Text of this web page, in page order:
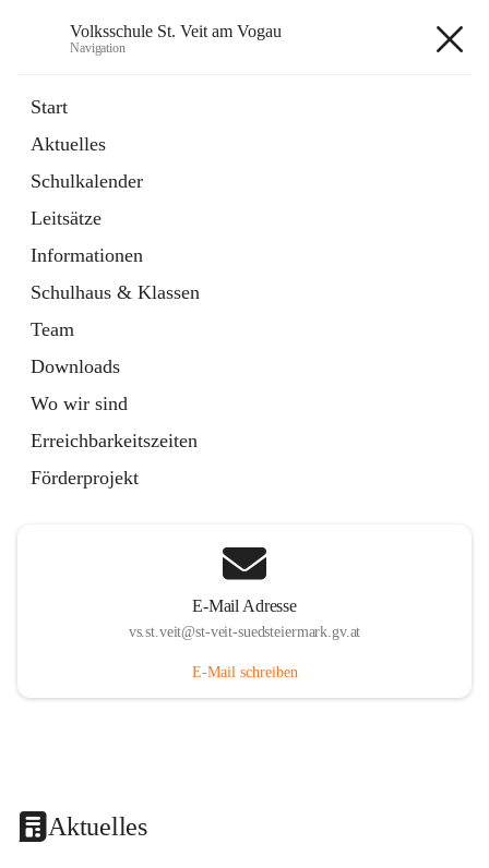
Volksschule St. Veit am Vogau
Navigation
Start
Aktuelles
Schulkalender
Leitsätze
Informationen
Schulhaus & Klassen
Team
Downloads
Wo wir sind
Erreichbarkeitszeiten
Förderprojekt
E-Mail Adresse
vs.st.veit@st-veit-suedsteiermark.gv.at
E-Mail schreiben
Aktuelles